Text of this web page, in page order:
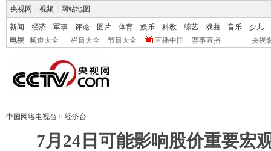
央视网 视频 网站地图
新闻 经济 军事 评论 图片 体育 娱乐 科教 综艺 戏曲 音乐
少儿
电视
频道大全 栏目大全 节目大全 直播中国 赛事直播 央视
中国网络电视台 > 经济台
7月24日可能影响股价重要宏